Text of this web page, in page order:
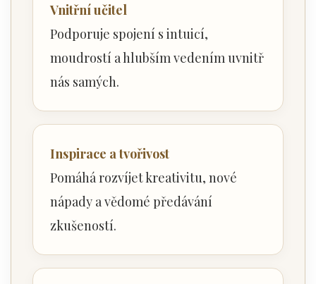
Vnitřní učitel
Podporuje spojení s intuicí,
moudrostí a hlubším vedením uvnitř
nás samých.
Inspirace a tvořivost
Pomáhá rozvíjet kreativitu, nové
nápady a vědomé předávání
zkušeností.